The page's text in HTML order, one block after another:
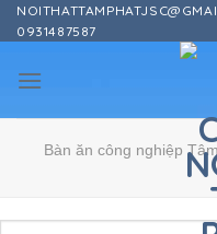
Skip
to0931487587
Bàn ăn công nghiệp